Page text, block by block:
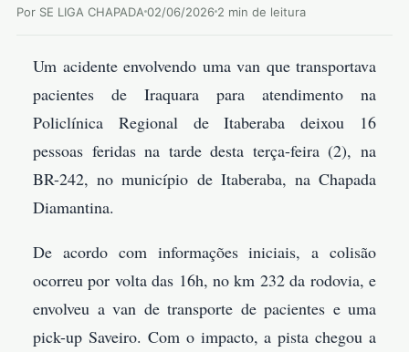
Por SE LIGA CHAPADA 02/06/2026 2 min de leitura
Um acidente envolvendo uma van que transportava
pacientes de Iraquara para atendimento na
Policlínica Regional de Itaberaba deixou 16
pessoas feridas na tarde desta terça-feira (2), na
BR-242, no município de Itaberaba, na Chapada
Diamantina.
De acordo com informações iniciais, a colisão
ocorreu por volta das 16h, no km 232 da rodovia, e
envolveu a van de transporte de pacientes e uma
pick-up Saveiro. Com o impacto, a pista chegou a